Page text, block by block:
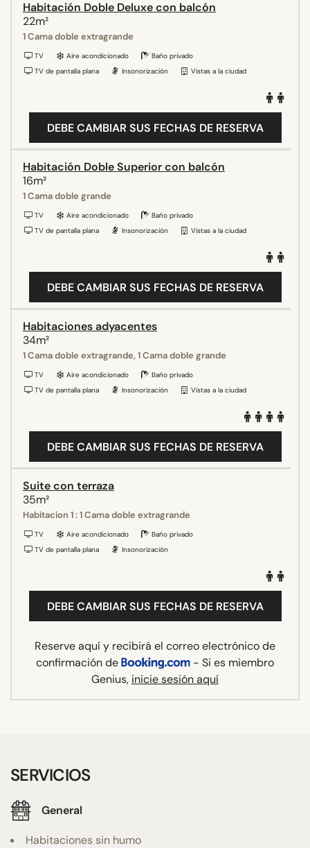
Habitación Doble Deluxe con balcón
22m²
1 Cama doble extragrande
TV Aire acondicionado
Baño privado
TV de pantalla plana
Insonorización Vistas a la ciudad
DEBE CAMBIAR SUS FECHAS DE RESERVA
Habitación Doble Superior con balcón
16m²
1 Cama doble grande
TV Aire acondicionado
Baño privado
TV de pantalla plana
Insonorización Vistas a la ciudad
DEBE CAMBIAR SUS FECHAS DE RESERVA
Habitaciones adyacentes
34m²
1 Cama doble extragrande, 1 Cama doble grande
TV Aire acondicionado
Baño privado
TV de pantalla plana
Insonorización Vistas a la ciudad
DEBE CAMBIAR SUS FECHAS DE RESERVA
Suite con terraza
35m²
Habitacion 1 : 1 Cama doble extragrande
TV Aire acondicionado
Baño privado
TV de pantalla plana
Insonorización
DEBE CAMBIAR SUS FECHAS DE RESERVA
Reserve aquí y recibirá el correo electrónico de
confirmación de
- Si es miembro
Genius, inicie sesión aquí
SERVICIOS
General
Habitaciones sin humo